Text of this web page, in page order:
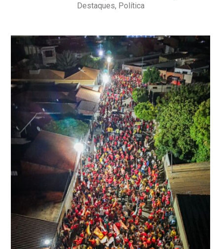
Destaques, Política